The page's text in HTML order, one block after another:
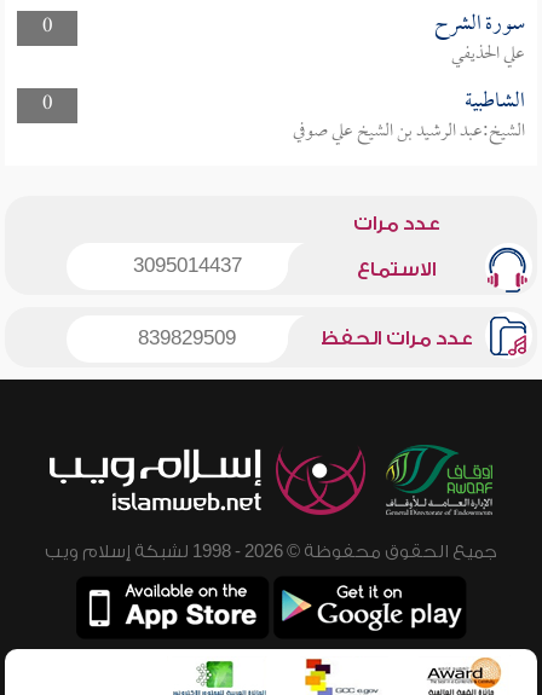
0
سورة الشرح
علي الحذيفي
0
الشاطبية
الشيخ:عبد الرشيد بن الشيخ علي صوفي
عدد مرات
الاستماع 3095014437
عدد مرات الحفظ 839829509
جميع الحقوق محفوظة © 2026 - 1998 لشبكة إسلام ويب